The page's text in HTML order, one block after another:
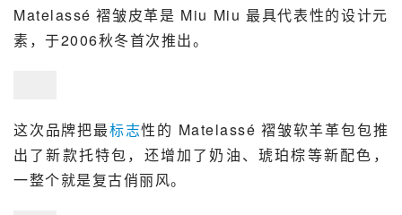
Matelassé 褶皱皮革是 Miu Miu 最具代表性的设计元
素，于2006秋冬首次推出。
这次品牌把最标志性的 Matelassé 褶皱软羊革包包推
出了新款托特包，还增加了奶油、琥珀棕等新配色，
一整个就是复古俏丽风。